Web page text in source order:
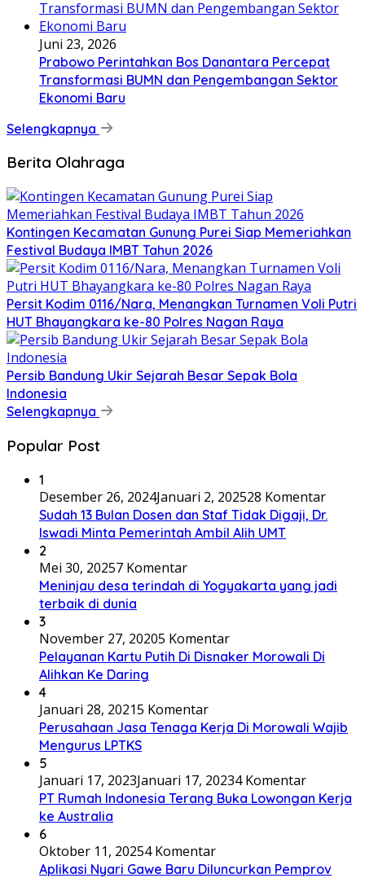
Juni 23, 2026
Prabowo Perintahkan Bos Danantara Percepat
Transformasi BUMN dan Pengembangan Sektor
Ekonomi Baru
Selengkapnya
Berita Olahraga
Kontingen Kecamatan Gunung Purei Siap Memeriahkan
Festival Budaya IMBT Tahun 2026
Persit Kodim 0116/Nara, Menangkan Turnamen Voli Putri
HUT Bhayangkara ke-80 Polres Nagan Raya
Persib Bandung Ukir Sejarah Besar Sepak Bola
Indonesia
Selengkapnya
Popular Post
1
Desember 26, 2024Januari 2, 202528 Komentar
Sudah 13 Bulan Dosen dan Staf Tidak Digaji, Dr.
Iswadi Minta Pemerintah Ambil Alih UMT
2
Mei 30, 20257 Komentar
Meninjau desa terindah di Yogyakarta yang jadi
terbaik di dunia
3
November 27, 20205 Komentar
Pelayanan Kartu Putih Di Disnaker Morowali Di
Alihkan Ke Daring
4
Januari 28, 20215 Komentar
Perusahaan Jasa Tenaga Kerja Di Morowali Wajib
Mengurus LPTKS
5
Januari 17, 2023Januari 17, 20234 Komentar
PT Rumah Indonesia Terang Buka Lowongan Kerja
ke Australia
6
Oktober 11, 20254 Komentar
Aplikasi Nyari Gawe Baru Diluncurkan Pemprov